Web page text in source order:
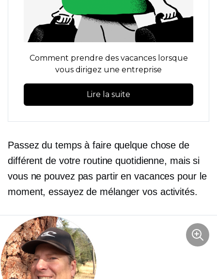
Comment prendre des vacances lorsque
vous dirigez une entreprise
Lire la suite
Passez du temps à faire quelque chose de
différent de votre routine quotidienne, mais si
vous ne pouvez pas partir en vacances pour le
moment, essayez de mélanger vos activités.